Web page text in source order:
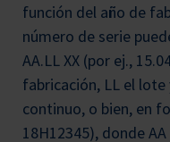
función del año de
número de serie
AA.LL XX (por ej.,
fabricación, LL el lote
continuo, o bien, en
18H12345), donde